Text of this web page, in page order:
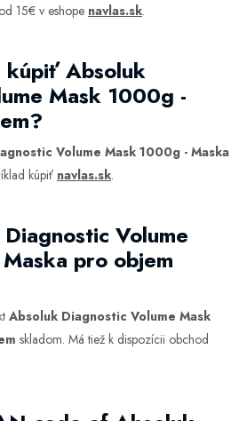
15€ v eshope navlas.sk.
kúpiť Absoluk
Mask 1000g -
Volume Mask 1000g - Maska
kúpiť navlas.sk.
Volume
pro objem
Absoluk Diagnostic Volume Mask
skladom. Má tiež k dispozícii obchod